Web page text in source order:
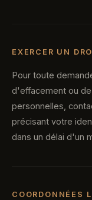
EXERCER UN
Pour toute
d'effacement ou
personnelles,
précisant votre
dans un délai d'un
COORDONNÉES